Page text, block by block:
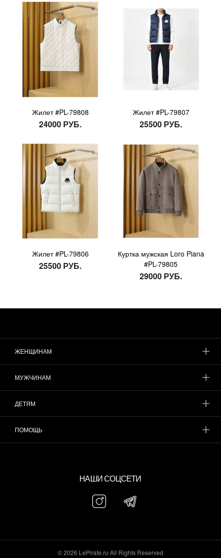
Жилет #PL-79808
24000 РУБ.
Жилет #PL-79807
25500 РУБ.
Жилет #PL-79806
25500 РУБ.
Куртка мужская Loro Piana
#PL-79805
29000 РУБ.
ЖЕНЩИНАМ
МУЖЧИНАМ
ДЕТЯМ
ПОМОЩЬ
НАШИ СОЦСЕТИ
© 2026 LePirate.ru All Rights Reserved